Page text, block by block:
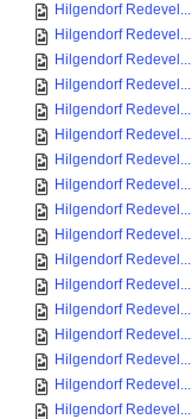
Hilgendorf Redevel...
Hilgendorf Redevel...
Hilgendorf Redevel...
Hilgendorf Redevel...
Hilgendorf Redevel...
Hilgendorf Redevel...
Hilgendorf Redevel...
Hilgendorf Redevel...
Hilgendorf Redevel...
Hilgendorf Redevel...
Hilgendorf Redevel...
Hilgendorf Redevel...
Hilgendorf Redevel...
Hilgendorf Redevel...
Hilgendorf Redevel...
Hilgendorf Redevel...
Hilgendorf Redevel...